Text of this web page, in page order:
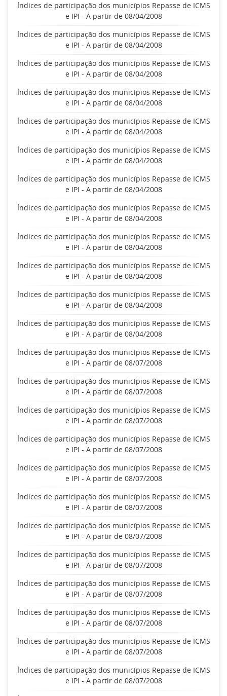
Índices de participação dos municípios Repasse de ICMS
e IPI - A partir de 08/04/2008
Índices de participação dos municípios Repasse de ICMS
e IPI - A partir de 08/04/2008
Índices de participação dos municípios Repasse de ICMS
e IPI - A partir de 08/04/2008
Índices de participação dos municípios Repasse de ICMS
e IPI - A partir de 08/04/2008
Índices de participação dos municípios Repasse de ICMS
e IPI - A partir de 08/04/2008
Índices de participação dos municípios Repasse de ICMS
e IPI - A partir de 08/04/2008
Índices de participação dos municípios Repasse de ICMS
e IPI - A partir de 08/04/2008
Índices de participação dos municípios Repasse de ICMS
e IPI - A partir de 08/04/2008
Índices de participação dos municípios Repasse de ICMS
e IPI - A partir de 08/04/2008
Índices de participação dos municípios Repasse de ICMS
e IPI - A partir de 08/04/2008
Índices de participação dos municípios Repasse de ICMS
e IPI - A partir de 08/04/2008
Índices de participação dos municípios Repasse de ICMS
e IPI - A partir de 08/04/2008
Índices de participação dos municípios Repasse de ICMS
e IPI - A partir de 08/07/2008
Índices de participação dos municípios Repasse de ICMS
e IPI - A partir de 08/07/2008
Índices de participação dos municípios Repasse de ICMS
e IPI - A partir de 08/07/2008
Índices de participação dos municípios Repasse de ICMS
e IPI - A partir de 08/07/2008
Índices de participação dos municípios Repasse de ICMS
e IPI - A partir de 08/07/2008
Índices de participação dos municípios Repasse de ICMS
e IPI - A partir de 08/07/2008
Índices de participação dos municípios Repasse de ICMS
e IPI - A partir de 08/07/2008
Índices de participação dos municípios Repasse de ICMS
e IPI - A partir de 08/07/2008
Índices de participação dos municípios Repasse de ICMS
e IPI - A partir de 08/07/2008
Índices de participação dos municípios Repasse de ICMS
e IPI - A partir de 08/07/2008
Índices de participação dos municípios Repasse de ICMS
e IPI - A partir de 08/07/2008
Índices de participação dos municípios Repasse de ICMS
e IPI - A partir de 08/07/2008